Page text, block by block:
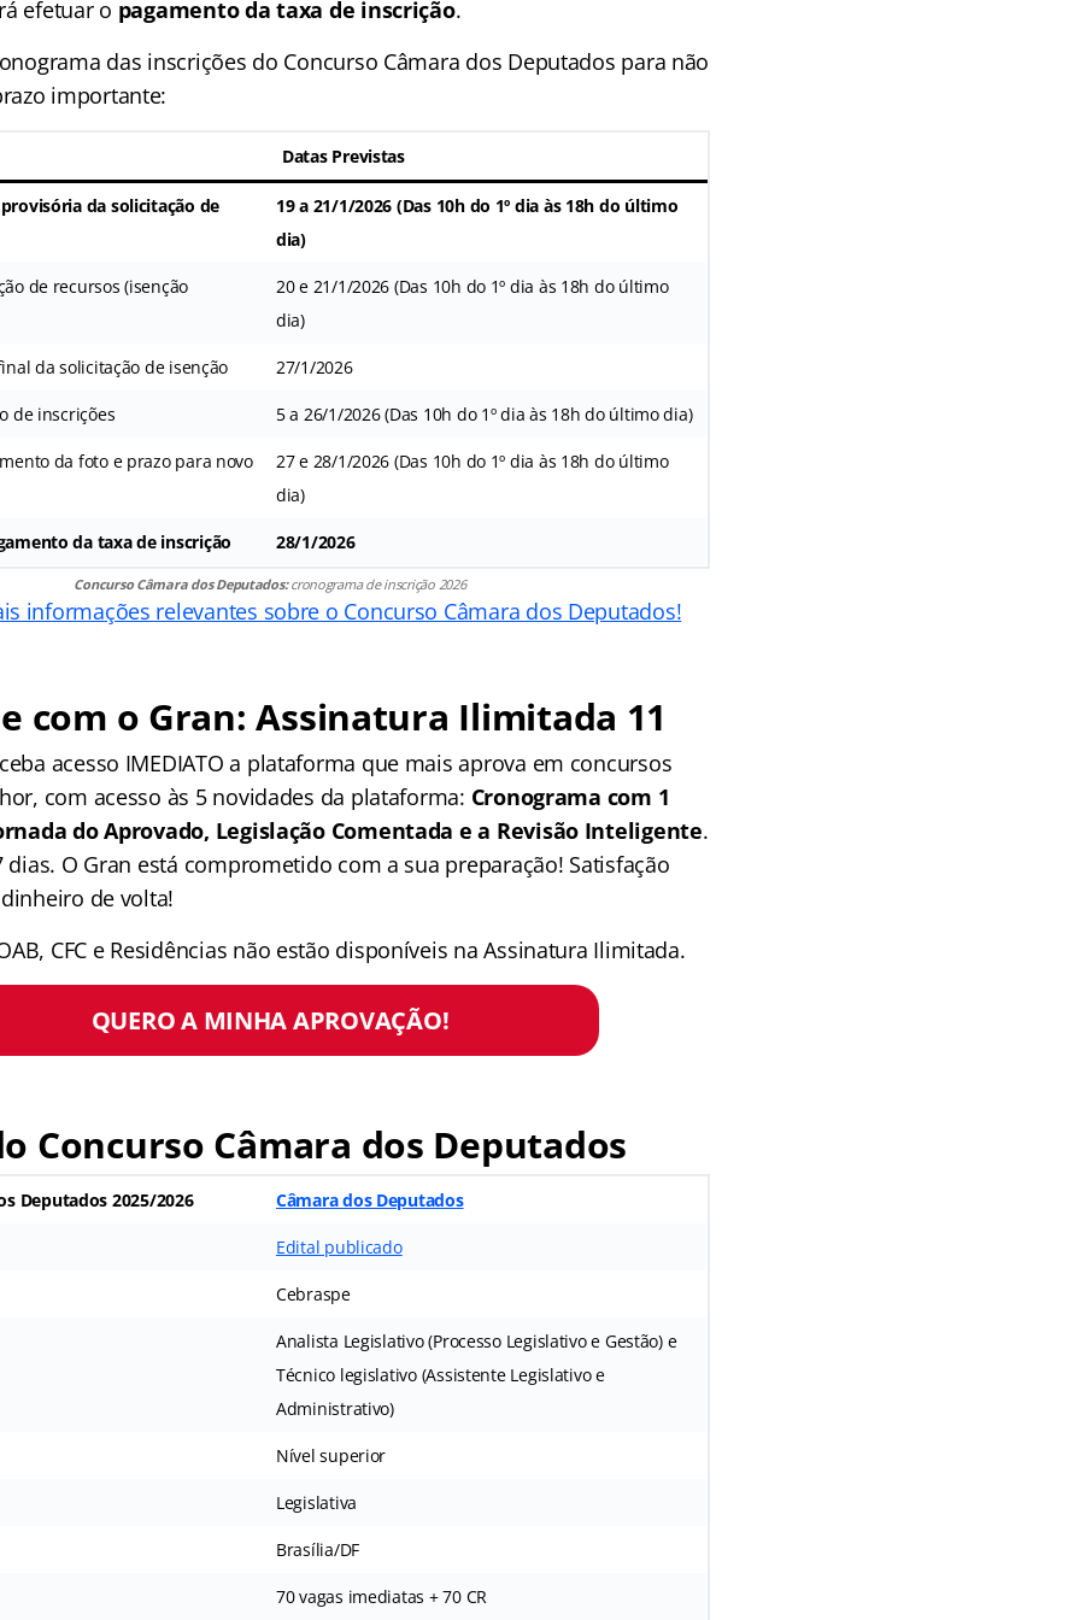
efetuar o pagamento da taxa de inscrição.
das inscrições do Concurso Câmara dos Deputados para não
importante:
Datas Previstas
da solicitação de
19 a 21/1/2026 (Das 10h do 1º dia às 18h do último
dia)
de recursos (isenção
20 e 21/1/2026 (Das 10h do 1º dia às 18h do último
dia)
da solicitação de isenção 27/1/2026
de inscrições 5 a 26/1/2026 (Das 10h do 1º dia às 18h do último dia)
da foto e prazo para novo
27 e 28/1/2026 (Das 10h do 1º dia às 18h do último
dia)
da taxa de inscrição 28/1/2026
Concurso Câmara dos Deputados:cronograma de inscrição 2026
informações relevantes sobre o Concurso Câmara dos Deputados!
com o Gran: Assinatura Ilimitada 11
acesso IMEDIATO a plataforma que mais aprova em concursos
com acesso às 5 novidades da plataforma: Cronograma com 1
do Aprovado, Legislação Comentada e a Revisão Inteligente.
dias. O Gran está comprometido com a sua preparação! Satisfação
de volta!
CFC e Residências não estão disponíveis na Assinatura Ilimitada.
QUERO A MINHA APROVAÇÃO!
Concurso Câmara dos Deputados
Deputados 2025/2026 Câmara dos Deputados
Edital publicado
Cebraspe
Analista Legislativo (Processo Legislativo e Gestão) e
Técnico legislativo (Assistente Legislativo e
Administrativo)
Nível superior
Legislativa
Brasília/DF
70 vagas imediatas + 70 CR